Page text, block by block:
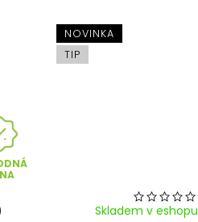
NOVINKA
TIP
Skladem v eshopu